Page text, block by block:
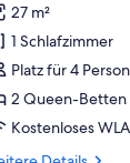
Queen-
Bewertungen)
27 m²
1 Schlafzimmer
Platz für 4
2 Queen-Betten
Kostenloses